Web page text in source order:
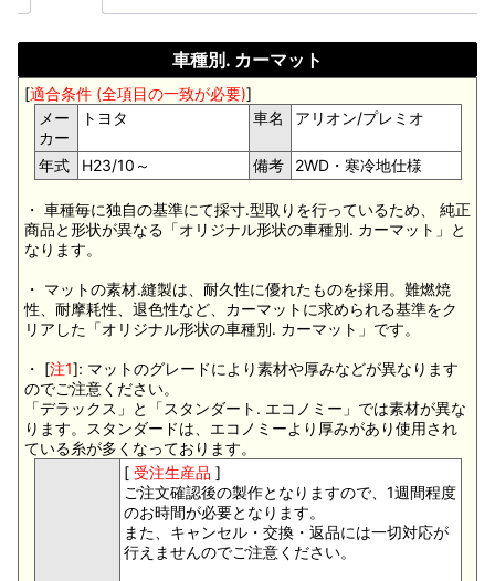
車種別. カーマット
[適合条件 (全項目の一致が必要)]
メー
カー
トヨタ 車名 アリオン/プレミオ
年式 H23/10～ 備考 2WD・寒冷地仕様
・ 車種毎に独自の基準にて採寸.型取りを行っているため、 純正
商品と形状が異なる「オリジナル形状の車種別. カーマット」と
なります。
・ マットの素材.縫製は、耐久性に優れたものを採用。難燃焼
性、耐摩耗性、退色性など、カーマットに求められる基準をク
リアした「オリジナル形状の車種別. カーマット」です。
・ [注1]: マットのグレードにより素材や厚みなどが異なります
のでご注意ください。
「デラックス」と「スタンダート. エコノミー」では素材が異な
ります。スタンダードは、エコノミーより厚みがあり使用され
ている糸が多くなっております。
[ 受注生産品 ]
ご注文確認後の製作となりますので、1週間程度
のお時間が必要となります。
また、キャンセル・交換・返品には一切対応が
行えませんのでご注意ください。